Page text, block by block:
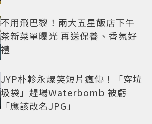
不用飛巴黎！兩大五星飯店下午
茶新菜單曝光 再送保養、香氛好
禮
JYP朴軫永爆笑短片瘋傳！「穿垃
圾袋」趕場Waterbomb 被虧
「應該改名JPG」